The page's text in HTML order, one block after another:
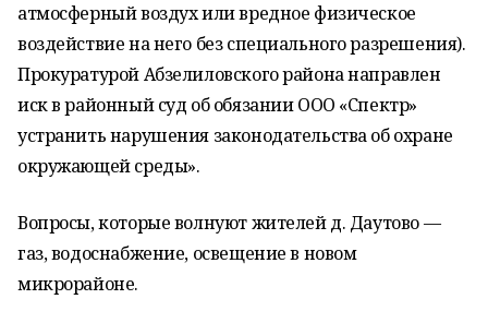
атмосферный воздух или вредное физическое
воздействие на него без специального разрешения).
Прокуратурой Абзелиловского района направлен
иск в районный суд об обязании ООО «Спектр»
устранить нарушения законодательства об охране
окружающей среды».
Вопросы, которые волнуют жителей д. Даутово —
газ, водоснабжение, освещение в новом
микрорайоне.